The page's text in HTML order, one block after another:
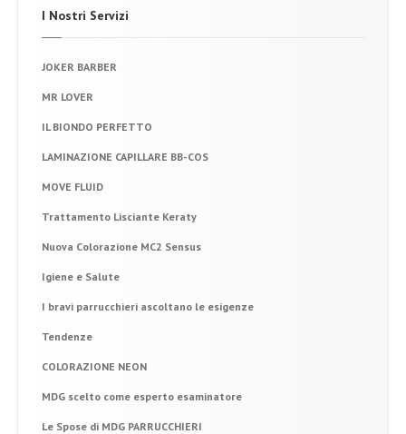
I Nostri Servizi
JOKER BARBER
MR LOVER
IL BIONDO PERFETTO
LAMINAZIONE CAPILLARE BB-COS
MOVE FLUID
Trattamento Lisciante Keraty
Nuova Colorazione MC2 Sensus
Igiene e Salute
I bravi parrucchieri ascoltano le esigenze
Tendenze
COLORAZIONE NEON
MDG scelto come esperto esaminatore
Le Spose di MDG PARRUCCHIERI